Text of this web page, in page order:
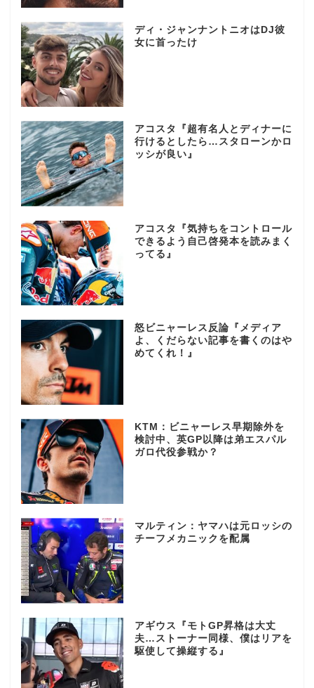
ディ・ジャンナントニオはDJ彼
女に首ったけ
アコスタ『超有名人とディナーに
行けるとしたら…スタローンかロ
ッシが良い』
アコスタ『気持ちをコントロール
できるよう自己啓発本を読みまく
ってる』
怒ビニャーレス反論『メディア
よ、くだらない記事を書くのはや
めてくれ！』
KTM：ビニャーレス早期除外を
検討中、英GP以降は弟エスパル
ガロ代役参戦か？
マルティン：ヤマハは元ロッシの
チーフメカニックを配属
アギウス『モトGP昇格は大丈
夫…ストーナー同様、僕はリアを
駆使して操縦する』